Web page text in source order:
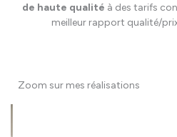
de haute qualité à des tarifs
meilleur rapport qualité/
Zoom sur mes réalisations